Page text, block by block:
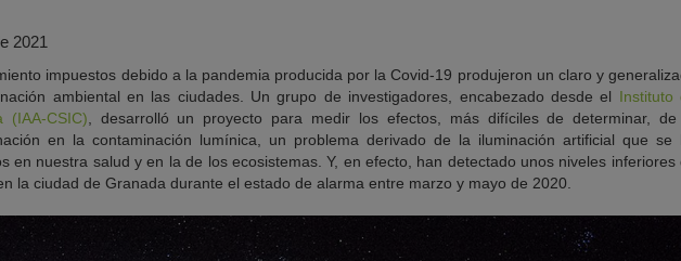
2021
impuestos debido a la pandemia producida por la Covid-19 produjeron un claro y
ambiental en las ciudades. Un grupo de investigadores, encabezado desde el Instituto
(IAA-CSIC) , desarrolló un proyecto para medir los efectos, más difíciles de determinar,
en la contaminación lumínica, un problema derivado de la iluminación artificial que se
en nuestra salud y en la de los ecosistemas. Y, en efecto, han detectado unos niveles inferiores
la ciudad de Granada durante el estado de alarma entre marzo y mayo de 2020.